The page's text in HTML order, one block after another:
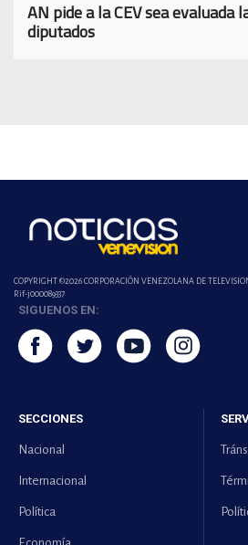
AN pide a la CEV sea evaluada
diputados
COPYRIGHT ©2026 CORPORACIÓN VENEZOLANA DE
Rif-j000089337
SIGUENOS EN:
SECCIONES
Nacional
Internacional
Política